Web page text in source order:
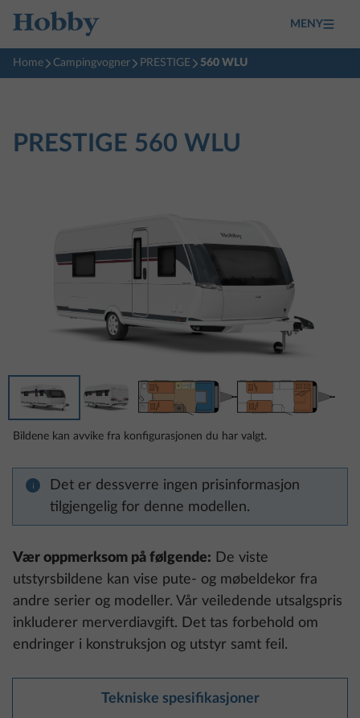
MENY
Home Campingvogner PRESTIGE 560 WLU
PRESTIGE 560 WLU
Bildene kan avvike fra konfigurasjonen du har valgt.
Det er dessverre ingen prisinformasjon
tilgjengelig for denne modellen.
Vær oppmerksom på følgende: De viste
utstyrsbildene kan vise pute- og møbeldekor fra
andre serier og modeller. Vår veiledende utsalgspris
inkluderer merverdiavgift. Det tas forbehold om
endringer i konstruksjon og utstyr samt feil.
Tekniske spesifikasjoner